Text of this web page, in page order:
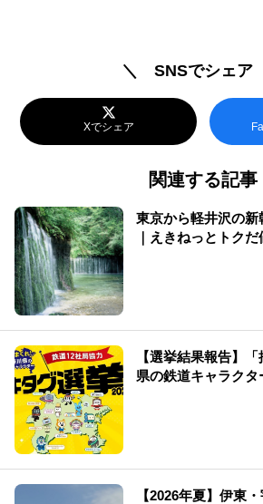
＼ SNSでシェ
Xでシェア
関連する記事
東京から軽井沢の新
｜えきねっとトク
【選挙結果報告】
県の鉄道キャラク
【2026年夏】伊東